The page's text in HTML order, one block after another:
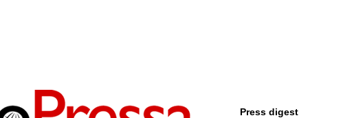
Press digest